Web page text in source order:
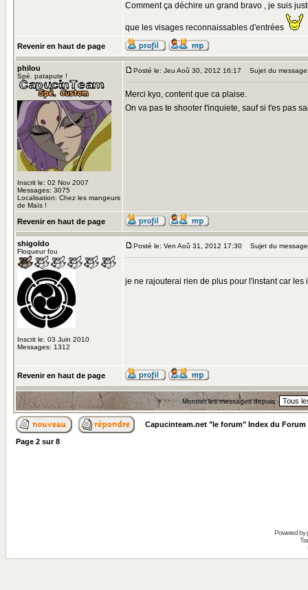
Comment ça déchire un grand bravo , je suis
que les visages reconnaissables d'entrées
Revenir en haut de page
philou
Spé. patapute !
Inscrit le: 02 Nov 2007
Messages: 3075
Localisation: Chez les mangeurs
de Maïs !
Posté le: Jeu Aoû 30, 2012 16:17 Sujet du
Merci kyo, content que ca plaise.
On va pas te shooter t'inquiete, sauf si t'es pas
Revenir en haut de page
shigoldo
Floqueur fou
Inscrit le: 03 Juin 2010
Messages: 1312
Posté le: Ven Aoû 31, 2012 17:30 Sujet du
je ne rajouterai rien de plus pour l'instant car
Revenir en haut de page
Montrer les messages depuis:
Capucinteam.net "le forum" Index du Forum
Page 2 sur8
Powered by